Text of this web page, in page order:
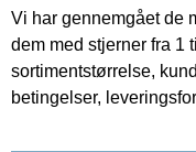
Vi har gennemgået de
dem med stjerner fra 1
sortimentstørrelse,
betingelser,